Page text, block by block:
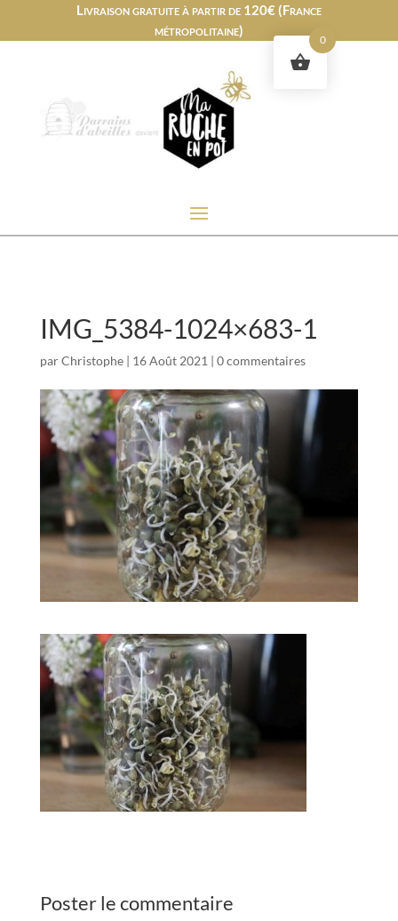
Livraison gratuite à partir de 120€ (France
métropolitaine)
IMG_5384-1024×683-1
parChristophe| 16 Août 2021| 0 commentaires
Poster le commentaire
0